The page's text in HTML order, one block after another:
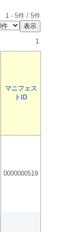
1 - 5件 / 5件
1
マニフェス
トID
0000000519